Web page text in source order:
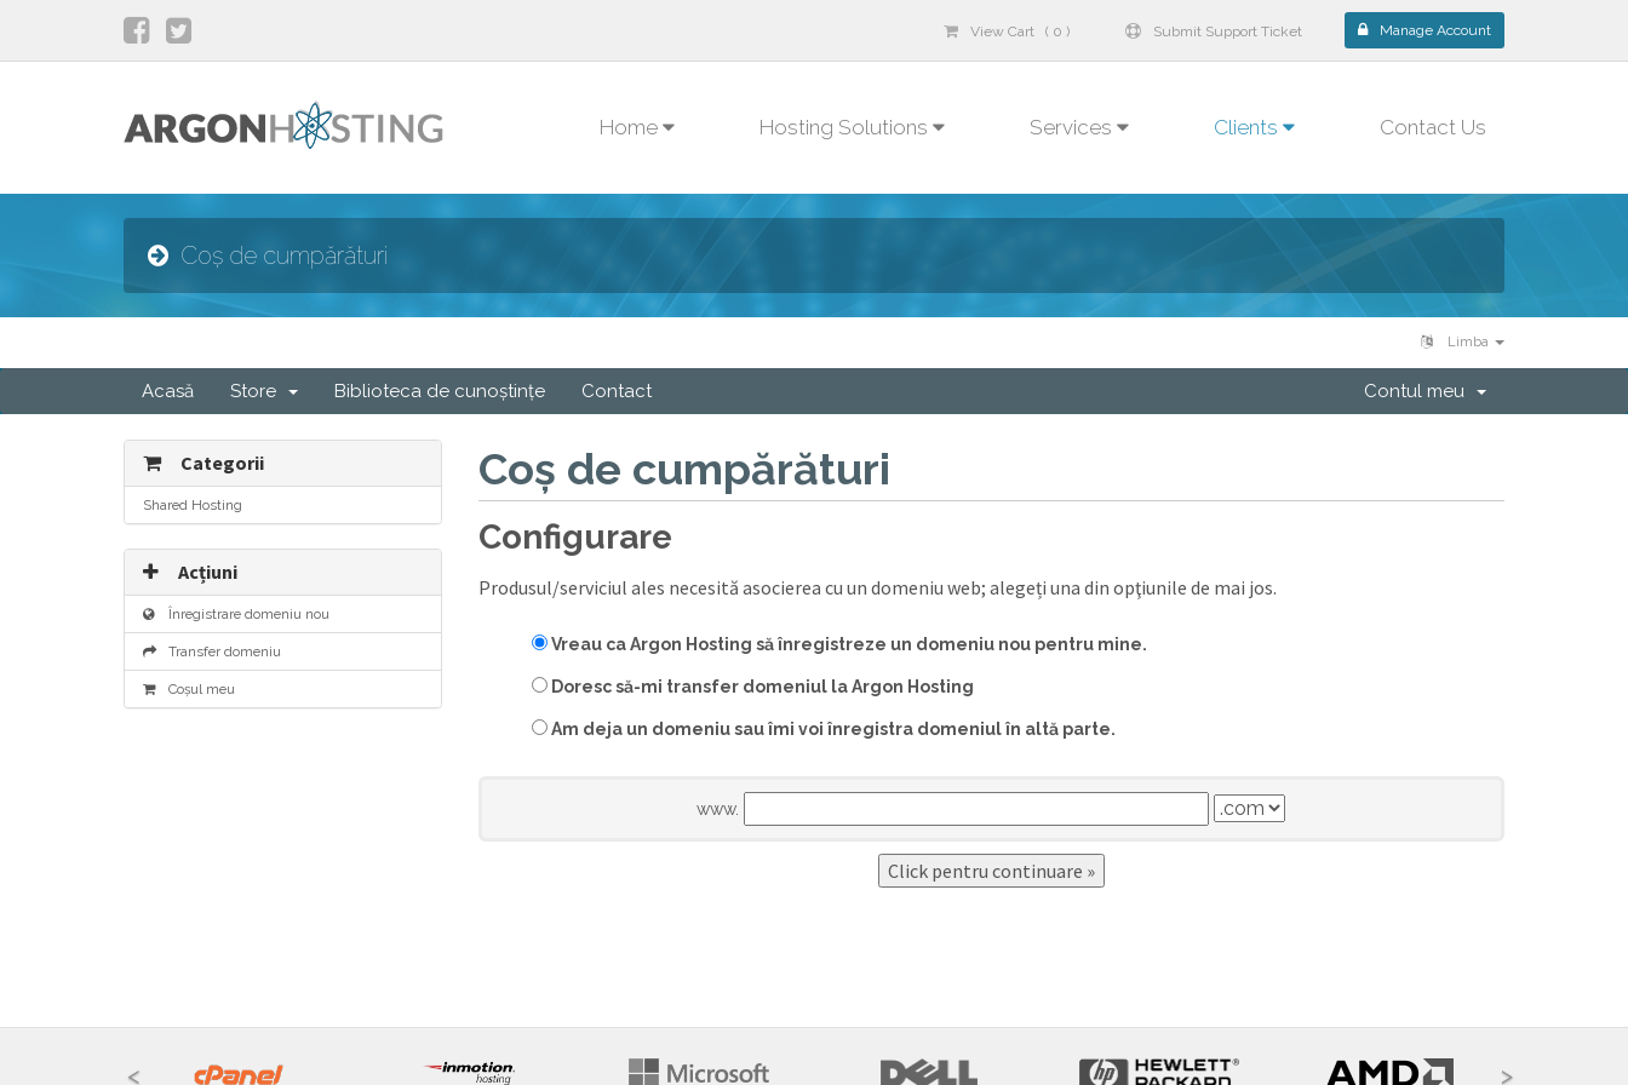
View Cart ( 0 ) Submit Support Ticket Manage Account
Home Hosting Solutions Services Clients Contact Us
Coș de cumpărături
Limba
Acasă Store Biblioteca de cunoștințe Contact Contul meu
Coș de cumpărături
Configurare
Produsul/serviciul ales necesită asocierea cu un domeniu web; alegeți una din opţiunile de mai jos.
Vreau ca Argon Hosting să înregistreze un domeniu nou pentru mine.
Doresc să-mi transfer domeniul la Argon Hosting
Am deja un domeniu sau îmi voi înregistra domeniul în altă parte.
www.
Categorii
Shared Hosting
Acțiuni
Înregistrare domeniu nou
Transfer domeniu
Coșul meu
< >